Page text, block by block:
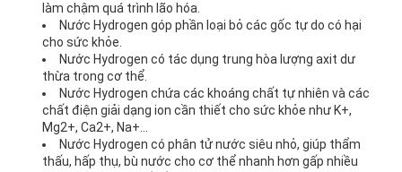
làm chậm quá trình lão hóa.
Nước Hydrogen góp phần loại bỏ các gốc tự do có hại
cho sức khỏe.
Nước Hydrogen có tác dụng trung hòa lượng axit dư
thừa trong cơ thể.
Nước Hydrogen chứa các khoáng chất tự nhiên và các
chất điện giải dạng ion cần thiết cho sức khỏe như K+,
Mg2+, Ca2+, Na+…
Nước Hydrogen có phân tử nước siêu nhỏ, giúp thẩm
thấu, hấp thụ, bù nước cho cơ thể nhanh hơn gấp nhiều